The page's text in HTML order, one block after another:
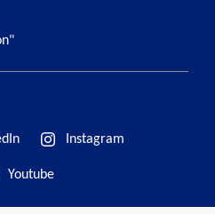
Instagram
Youtube